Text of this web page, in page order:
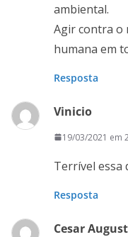
ambiental.
Agir contra o
humana em
Resposta
Vinicio
19/03/2021 em
Terrível essa
Resposta
Cesar